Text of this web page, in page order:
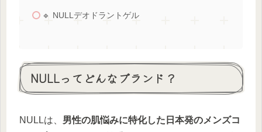
🔹 NULLデオドラントゲル
NULLってどんなブランド？
NULLは、 男性の肌悩みに特化した日本発のメンズコ